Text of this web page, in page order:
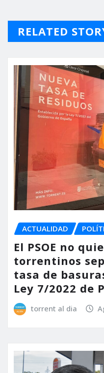
RELATED
ACTUALIDAD
El PSOE no
torrentinos
tasa de
Ley 7/2022 de
torrent al dia